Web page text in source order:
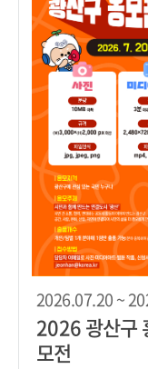
2026.07.20 ~
2026 광산구
모전